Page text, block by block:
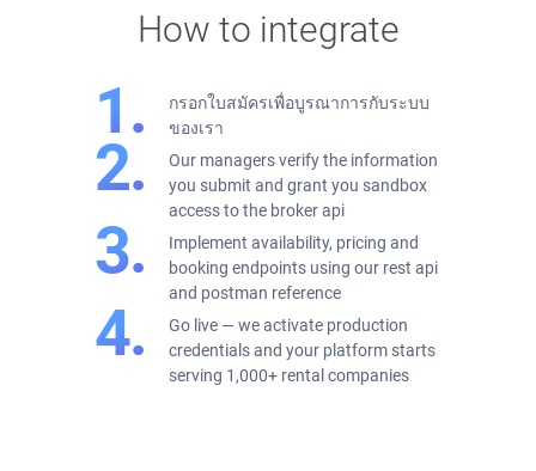
How to integrate
กรอกใบสมัครเพื่อบูรณาการกับระบบ
ของเรา
Our managers verify the information
you submit and grant you sandbox
access to the broker api
Implement availability, pricing and
booking endpoints using our rest api
and postman reference
Go live — we activate production
credentials and your platform starts
serving 1,000+ rental companies